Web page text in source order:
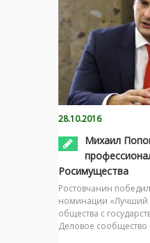
28.10.2016
Михаил
Росимущества
Ростовчанин
номинации «Лучший
общества с
Деловое